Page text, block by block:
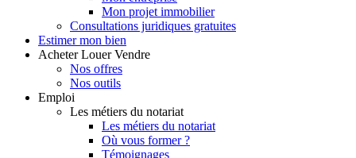
Mon projet immobilier
Consultations juridiques gratuites
Estimer mon bien
Acheter Louer Vendre
Nos offres
Nos outils
Emploi
Les métiers du notariat
Les métiers du notariat
Où vous former ?
Témoignages